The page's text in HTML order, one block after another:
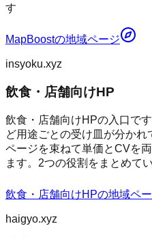
す
MapBoostの地域ページ
insyoku.xyz
飲食・店舗向けHP
飲食・店舗向けHPの入口で
ど用途ごとの受け皿が分かれ
ページを束ねて単価とCVを
ます。2つの役割をまとめて
飲食・店舗向けHPの地域ペ
haigyo.xyz